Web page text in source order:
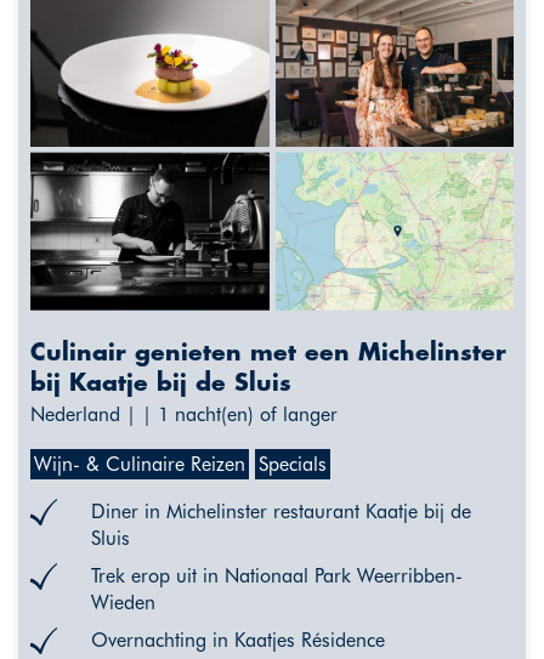
Culinair genieten met een Michelinster
bij Kaatje bij de Sluis
Nederland | | 1 nacht(en) of langer
Wijn- & Culinaire Reizen Specials
Diner in Michelinster restaurant Kaatje bij de
Sluis
Trek erop uit in Nationaal Park Weerribben-
Wieden
Overnachting in Kaatjes Résidence